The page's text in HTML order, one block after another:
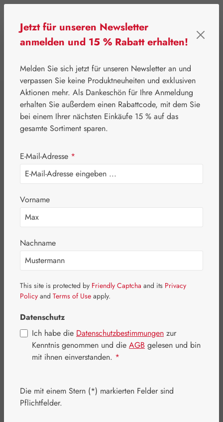
⌂ Gall Pharma Aminosäuren
L-Phenylalanin 500
mg GPH Kapseln
Bildergalerie überspringen
Regulärer Preis:
1.046,80 €
Inhalt:1.041 Kilogramm
Jetzt für unseren Newsletter
anmelden und 15 % Rabatt erhalten!
Melden Sie sich jetzt für unseren Newsletter an und
verpassen Sie keine Produktneuheiten und exklusiven
Aktionen mehr. Als Dankeschön für Ihre Anmeldung
erhalten Sie außerdem einen Rabattcode, mit dem Sie
bei einem Ihrer nächsten Einkäufe 15 % auf das
gesamte Sortiment sparen.
E-Mail-Adresse *
Vorname
Nachname
This site is protected by Friendly Captcha and its Privacy
Policy and Terms of Use apply.
Datenschutz
Ich habe die Datenschutzbestimmungen zur
Kenntnis genommen und die AGB gelesen und bin
mit ihnen einverstanden. *
Die mit einem Stern (*) markierten Felder sind
Pflichtfelder.